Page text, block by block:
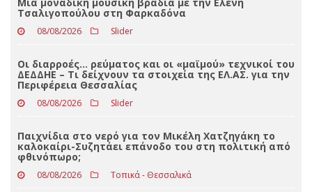
ΤΕΛΕΥΤΑΊΑ ΝΈΑ
Μια μοναδική μουσική βραδιά με την Ελένη
Τσαλιγοπούλου στη Φαρκαδόνα
08/08/2026
ΔΕΔΔΗΕ – Τι δείχνουν τα στοιχεία της ΕΛ.ΑΣ. για την
Περιφέρεια Θεσσαλίας
08/08/2026